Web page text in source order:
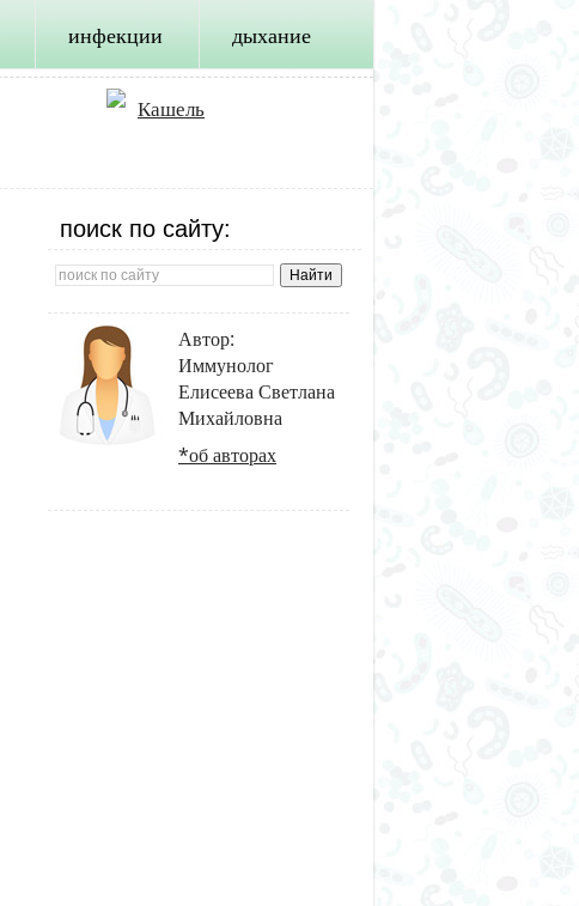
инфекции дыхание
Кашель
поиск по сайту:
Автор:
Иммунолог
Елисеева Светлана
Михайловна
*об авторах